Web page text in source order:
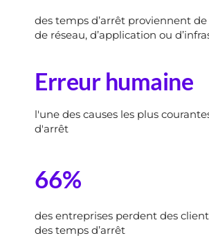
de réseau, d’application ou
Erreur humaine
l'une des causes les plus
d'arrêt
66%
des entreprises perdent des
des temps d’arrêt